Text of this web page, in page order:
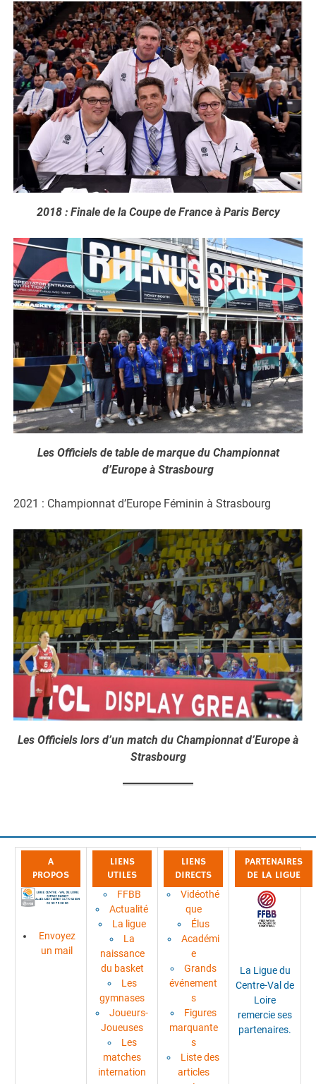
2018 : Finale de la Coupe de France à Paris Bercy
Les Officiels de table de marque du Championnat
d’Europe à Strasbourg
2021 : Championnat d’Europe Féminin à Strasbourg
Les Officiels lors d’un match du Championnat d’Europe à
Strasbourg
A
PROPOS
Envoyez
un mail
LIENS
UTILES
FFBB
Actualité
La ligue
La
naissance
du basket
Les
gymnases
Joueurs-
Joueuses
Les
matches
internation
LIENS
DIRECTS
Vidéothé
que
Élus
Académi
e
Grands
événement
s
Figures
marquante
s
Liste des
articles
PARTENAIRES
DE LA LIGUE
La Ligue du
Centre-Val de
Loire
remercie ses
partenaires.